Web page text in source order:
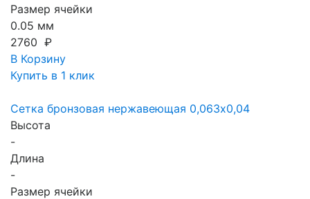
Размер ячейки
0.05 мм
2760 ₽
В Корзину
Купить в 1 клик
Сетка бронзовая нержавеющая 0,063х0,04
Высота
-
Длина
-
Размер ячейки